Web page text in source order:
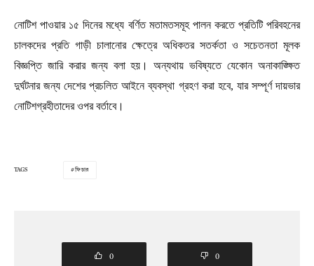
নোটিশ পাওয়ার ১৫ দিনের মধ্যে বর্ণিত মতামতসমূহ পালন করতে প্রতিটি পরিবহনের
চালকদের প্রতি গাড়ী চালানোর ক্ষেত্রে অধিকতর সতর্কতা ও সচেতনতা মূলক
বিজ্ঞপ্তি জারি করার জন্য বলা হয়। অন্যথায় ভবিষ্যতে যেকোন অনাকাঙ্ক্ষিত
দুর্ঘটনার জন্য দেশের প্রচলিত আইনে ব্যবস্থা গ্রহণ করা হবে, যার সম্পূর্ণ দায়ভার
নোটিশগ্রহীতাদের ওপর বর্তাবে।
TAGS ফিচার
0 0